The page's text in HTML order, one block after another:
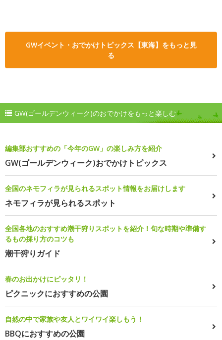
GWイベント・おでかけトピックス【東海】をもっと見
る
GW(ゴールデンウィーク)のおでかけをもっと楽しむ
編集部おすすめの「今年のGW」の楽しみ方を紹介
GW(ゴールデンウィーク)おでかけトピックス
全国のネモフィラが見られるスポット情報をお届けします
ネモフィラが見られるスポット
全国各地のおすすめ潮干狩りスポットを紹介！旬な時期や準備す
るもの採り方のコツも
潮干狩りガイド
春のお出かけにピッタリ！
ピクニックにおすすめの公園
自然の中で家族や友人とワイワイ楽しもう！
BBQにおすすめの公園